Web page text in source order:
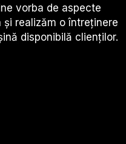
vorba de aspecte
realizăm o întreținere
disponibilă clienților.